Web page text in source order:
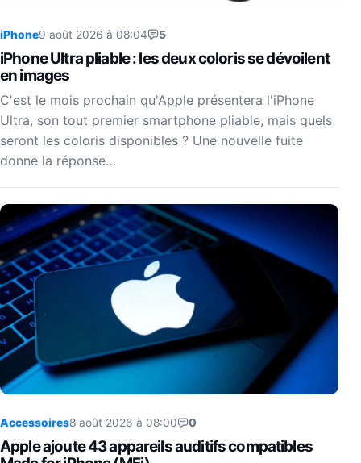
iPhone9 août 2026 à 08:04 5
iPhone Ultra pliable : les deux coloris se dévoilent
en images
C'est le mois prochain qu'Apple présentera l'iPhone
Ultra, son tout premier smartphone pliable, mais quels
seront les coloris disponibles ? Une nouvelle fuite
donne la réponse…
Accessoires8 août 2026 à 08:00 0
Apple ajoute 43 appareils auditifs compatibles